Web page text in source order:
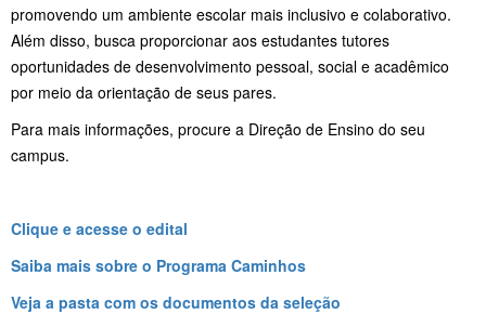
promovendo um ambiente escolar mais inclusivo e colaborativo.
Além disso, busca proporcionar aos estudantes tutores
oportunidades de desenvolvimento pessoal, social e acadêmico
por meio da orientação de seus pares.
Para mais informações, procure a Direção de Ensino do seu
campus.
Clique e acesse o edital
Saiba mais sobre o Programa Caminhos
Veja a pasta com os documentos da seleção